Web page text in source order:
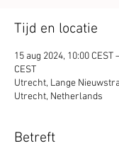
Tijd en locatie
15 aug 2024, 10:00 CEST
CEST
Utrecht, Lange
Utrecht, Netherlands
Betreft